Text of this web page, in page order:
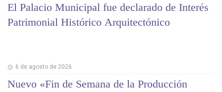
El Palacio Municipal fue declarado de Interés
Patrimonial Histórico Arquitectónico
6 de agosto de 2026
Nuevo «Fin de Semana de la Producción